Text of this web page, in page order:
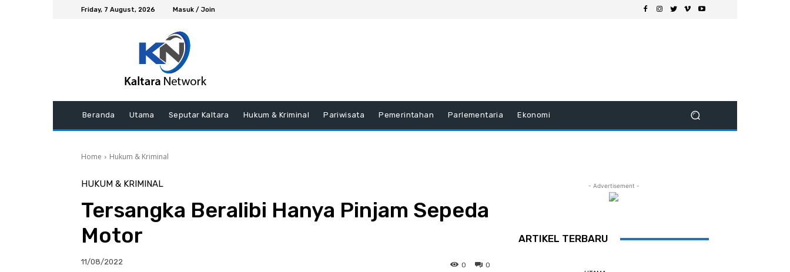
Friday, 7 August, 2026 Masuk / Join
Beranda Utama Seputar Kaltara Hukum & Kriminal Pariwisata Pemerintahan Parlementaria Ekonomi
Home Hukum & Kriminal
HUKUM & KRIMINAL
Tersangka Beralibi Hanya Pinjam Sepeda
Motor
11/08/2022 0
0
- Advertisement -
ARTIKEL TERBARU